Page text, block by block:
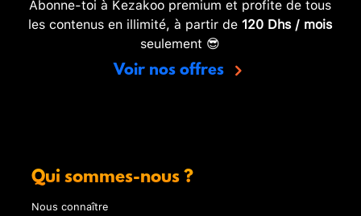
les contenus en illimité, à partir de 120 Dhs / mois
seulement 😎
Voir nos offres
Qui sommes-nous ?
Nous connaître